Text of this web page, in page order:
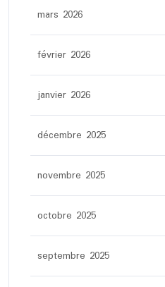
mars 2026
février 2026
janvier 2026
décembre 2025
novembre 2025
octobre 2025
septembre 2025